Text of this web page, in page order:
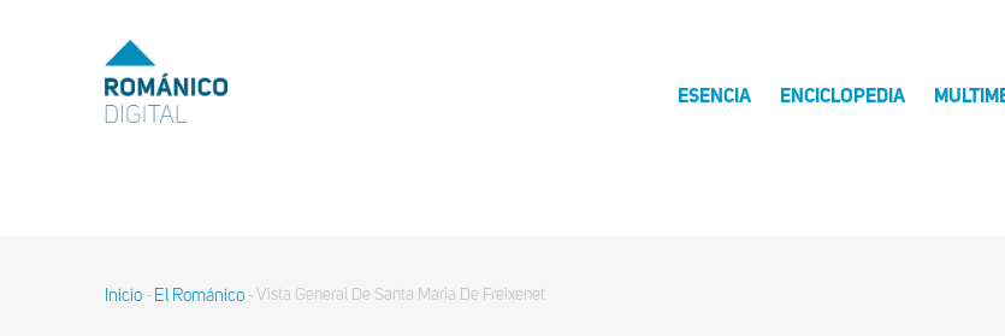
MENU
TOP
ESENCIA ENCICLOPEDIA
Inicio - El Románico - Vista General De Santa Maria De Freixenet